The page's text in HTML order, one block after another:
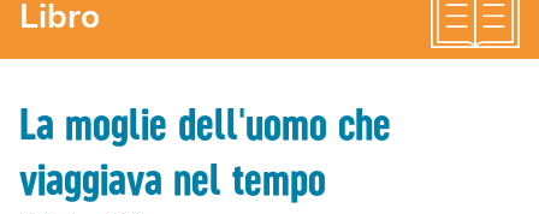
Libro
La moglie dell'uomo che
viaggiava nel tempo